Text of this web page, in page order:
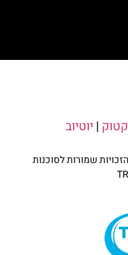
| יוטיוב
שמורות לסוכנות